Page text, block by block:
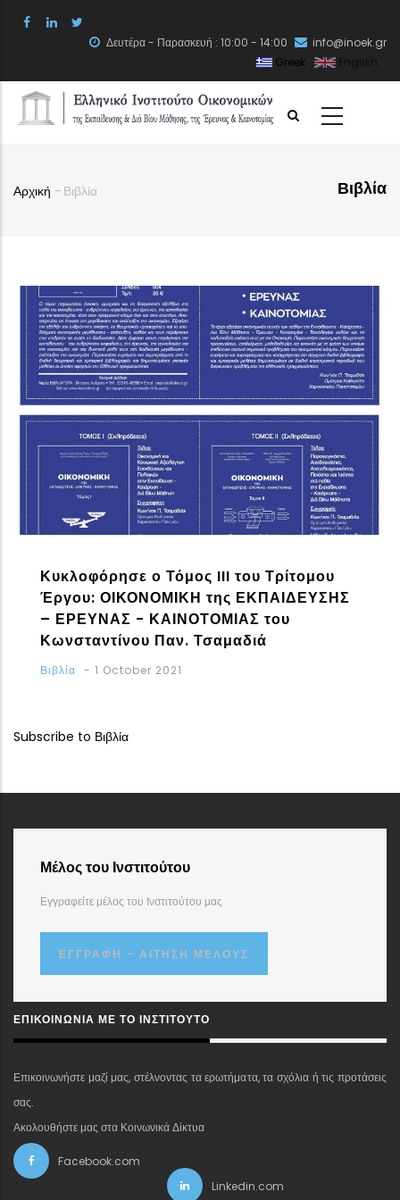
content
Δευτέρα - Παρασκευή : 10:00 - 14:00
info@inoek.gr
Greek
Βιβλία
Breadcrumb
Αρχική - Βιβλία
Κυκλοφόρησε ο Τόμος III του Τρίτομου
Έργου: ΟΙΚΟΝΟΜΙΚΗ της ΕΚΠΑΙΔΕΥΣΗΣ
– ΕΡΕΥΝΑΣ - ΚΑΙΝΟΤΟΜΙΑΣ του
Κωνσταντίνου Παν. Τσαμαδιά
Βιβλία - 1 October 2021
Subscribe to Βιβλία
Μέλος του Ινστιτούτου
Εγγραφείτε μέλος του Ινστιτούτου μας
ΕΓΓΡΑΦΉ - ΑΊΤΗΣΗ ΜΈΛΟΥΣ
ΕΠΙΚΟΙΝΩΝΊΑ ΜΕ ΤΟ ΙΝΣΤΙΤΟΎΤΟ
Επικοινωνήστε μαζί μας, στέλνοντας τα ερωτήματα, τα σχόλια ή τις προτάσεις
σας.
Ακολουθήστε μας στα Κοινωνικά Δίκτυα
Facebook.com
Linkedin.com